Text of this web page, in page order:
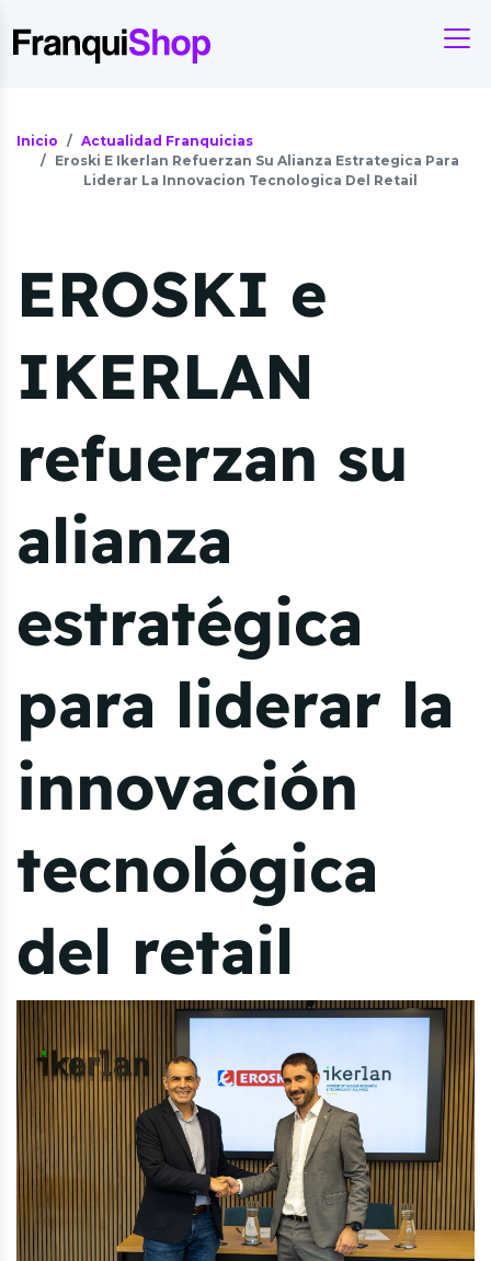
Inicio
Actualidad Franquicias
Eroski E Ikerlan Refuerzan Su Alianza Estrategica Para
Liderar La Innovacion Tecnologica Del Retail
EROSKI e
IKERLAN
refuerzan su
alianza
estratégica
para liderar la
innovación
tecnológica
del retail